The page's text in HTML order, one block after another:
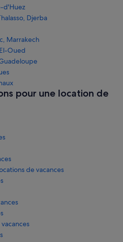
d'Huez
Djerba
Marrakech
Oued
pour une location de
de vacances